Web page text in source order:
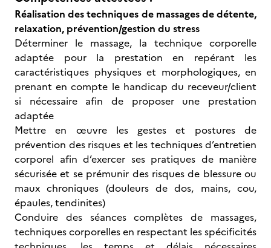
Réalisation des techniques de massages de détente,
relaxation, prévention/gestion du stress
Déterminer le massage, la technique corporelle
adaptée pour la prestation en repérant les
caractéristiques physiques et morphologiques, en
prenant en compte le handicap du receveur/client
si nécessaire afin de proposer une prestation
adaptée
Mettre en œuvre les gestes et postures de
prévention des risques et les techniques d’entretien
corporel afin d’exercer ses pratiques de manière
sécurisée et se prémunir des risques de blessure ou
maux chroniques (douleurs de dos, mains, cou,
épaules, tendinites)
Conduire des séances complètes de massages,
techniques corporelles en respectant les spécificités